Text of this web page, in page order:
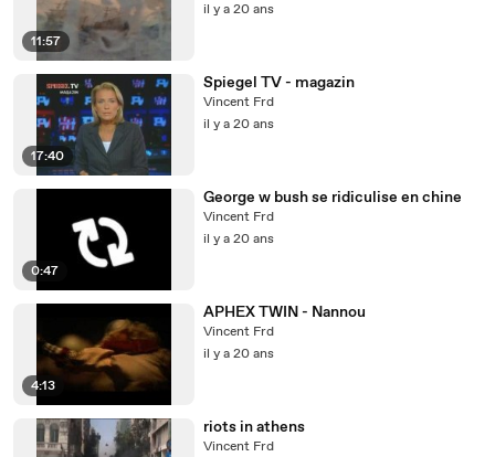
11:57
il y a 20 ans
17:40
Spiegel TV - magazin
Vincent Frd
il y a 20 ans
0:47
George w bush se ridiculise en chine
Vincent Frd
il y a 20 ans
4:13
APHEX TWIN - Nannou
Vincent Frd
il y a 20 ans
riots in athens
Vincent Frd